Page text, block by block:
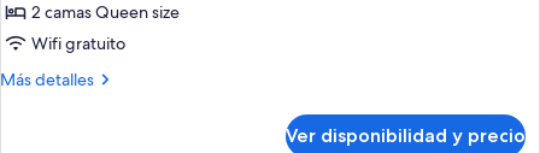
Habitación,
2
Queen
2 camas Queen size
Wifi gratuito
Más detalles
Más
Ver disponibilidad y precio